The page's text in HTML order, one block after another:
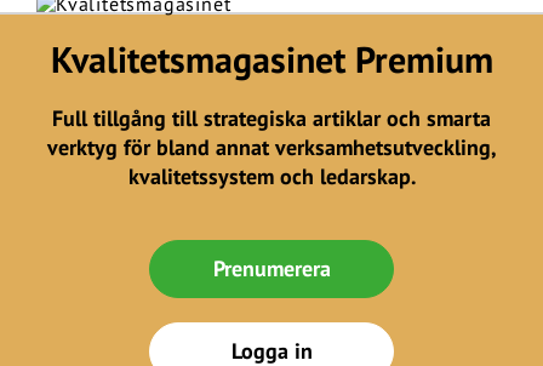
Kvalitetsmagasinet Premium
Full tillgång till strategiska artiklar och smarta
verktyg för bland annat verksamhetsutveckling,
kvalitetssystem och ledarskap.
Prenumerera
Logga in